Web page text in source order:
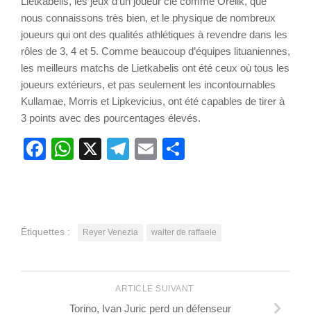
nous connaissons très bien, et le physique de nombreux
joueurs qui ont des qualités athlétiques à revendre dans les
rôles de 3, 4 et 5. Comme beaucoup d’équipes lituaniennes,
les meilleurs matchs de Lietkabelis ont été ceux où tous les
joueurs extérieurs, et pas seulement les incontournables
Kullamae, Morris et Lipkevicius, ont été capables de tirer à
3 points avec des pourcentages élevés.
Facebook
WhatsApp
X Telegram
Email
Étiquettes : Reyer Venezia walter de raffaele
ARTICLE SUIVANT
Torino, Ivan Juric perd un défenseur